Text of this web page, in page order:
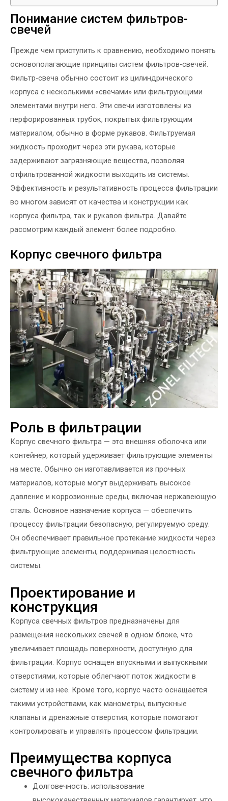
Понимание систем фильтров-
свечей
Прежде чем приступить к сравнению, необходимо понять
основополагающие принципы систем фильтров-свечей.
Фильтр-свеча обычно состоит из цилиндрического
корпуса с несколькими «свечами» или фильтрующими
элементами внутри него. Эти свечи изготовлены из
перфорированных трубок, покрытых фильтрующим
материалом, обычно в форме рукавов. Фильтруемая
жидкость проходит через эти рукава, которые
задерживают загрязняющие вещества, позволяя
отфильтрованной жидкости выходить из системы.
Эффективность и результативность процесса фильтрации
во многом зависят от качества и конструкции как
корпуса фильтра, так и рукавов фильтра. Давайте
рассмотрим каждый элемент более подробно.
Корпус свечного фильтра
Роль в фильтрации
Корпус свечного фильтра — это внешняя оболочка или
контейнер, который удерживает фильтрующие элементы
на месте. Обычно он изготавливается из прочных
материалов, которые могут выдерживать высокое
давление и коррозионные среды, включая нержавеющую
сталь. Основное назначение корпуса — обеспечить
процессу фильтрации безопасную, регулируемую среду.
Он обеспечивает правильное протекание жидкости через
фильтрующие элементы, поддерживая целостность
системы.
Проектирование и
конструкция
Корпуса свечных фильтров предназначены для
размещения нескольких свечей в одном блоке, что
увеличивает площадь поверхности, доступную для
фильтрации. Корпус оснащен впускными и выпускными
отверстиями, которые облегчают поток жидкости в
систему и из нее. Кроме того, корпус часто оснащается
такими устройствами, как манометры, выпускные
клапаны и дренажные отверстия, которые помогают
контролировать и управлять процессом фильтрации.
Преимущества корпуса
свечного фильтра
Долговечность: использование